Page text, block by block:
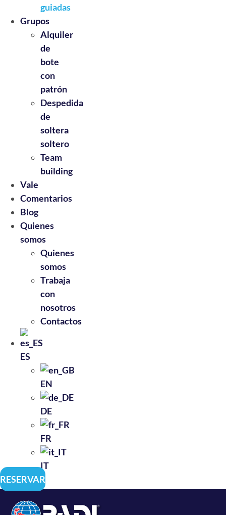
guiadas
Grupos
Alquiler
de
bote
con
patrón
Despedida
de
soltera
soltero
Team
building
Vale
Comentarios
Blog
Quienes
somos
Quienes
somos
Trabaja
con
nosotros
Contactos
ES
EN
DE
FR
IT
RESERVAR